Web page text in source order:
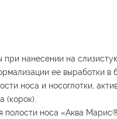
нанесении на
ее выработки в
носа и носоглотки,
(корок).
полости носа «Аква